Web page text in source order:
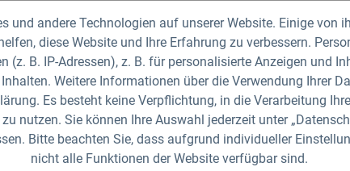
Band (W1) DIN3017"
der Schlauchschelle ist der Außendurchmesser des
W1,
max. 9 Nm
max. 16
9mm
und andere Technologien auf unserer Website. Einige von
diese Website und Ihre Erfahrung zu verbessern.
(z. B. IP-Adressen), z. B. für personalisierte Anzeigen und
Weitere Informationen über die Verwendung Ihrer
Es besteht keine Verpflichtung, in die Verarbeitung
nutzen. Sie können Ihre Auswahl jederzeit unter
Bitte beachten Sie, dass aufgrund individueller
nicht alle Funktionen der Website verfügbar sind.